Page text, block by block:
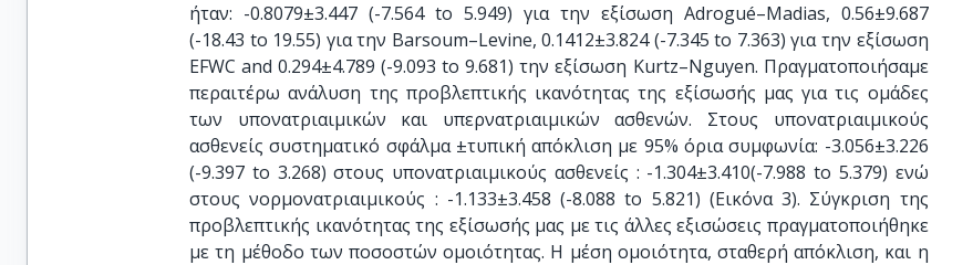
ήταν: -0.8079±3.447 (-7.564 to 5.949) για την εξίσωση Adrogué–Madias, 0.56±9.687
(-18.43 to 19.55) για την Barsoum–Levine, 0.1412±3.824 (-7.345 to 7.363) για την εξίσωση
EFWC and 0.294±4.789 (-9.093 to 9.681) την εξίσωση Kurtz–Nguyen. Πραγματοποιήσαμε
περαιτέρω ανάλυση της προβλεπτικής ικανότητας της εξίσωσής μας για τις ομάδες
των υπονατριαιμικών και υπερνατριαιμικών ασθενών. Στους υπονατριαιμικούς
ασθενείς συστηματικό σφάλμα ±τυπική απόκλιση με 95% όρια συμφωνία: -3.056±3.226
(-9.397 to 3.268) στους υπονατριαιμικούς ασθενείς : -1.304±3.410(-7.988 to 5.379) ενώ
στους νορμονατριαιμικούς : -1.133±3.458 (-8.088 to 5.821) (Εικόνα 3). Σύγκριση της
προβλεπτικής ικανότητας της εξίσωσής μας με τις άλλες εξισώσεις πραγματοποιήθηκε
με τη μέθοδο των ποσοστών ομοιότητας. Η μέση ομοιότητα, σταθερή απόκλιση, και η